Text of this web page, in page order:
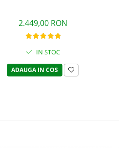
2.449,00 RON
IN STOC
ADAUGA IN COS